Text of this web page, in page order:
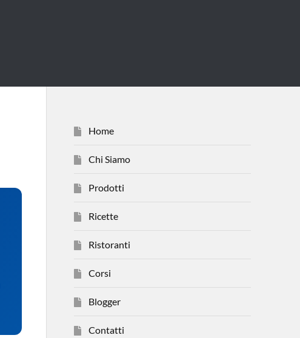
Home
Chi Siamo
Prodotti
Ricette
Ristoranti
Corsi
Blogger
Contatti